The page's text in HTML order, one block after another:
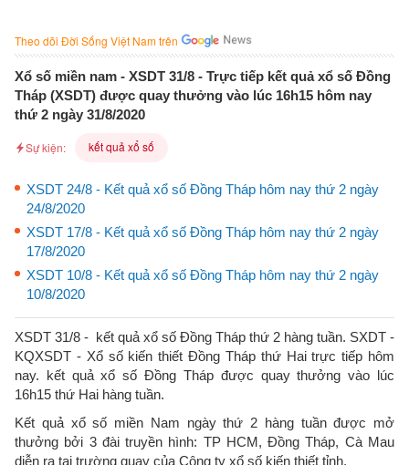
Theo dõi Đời Sống Việt Nam trên
Xổ số miền nam - XSDT 31/8 - Trực tiếp kết quả xổ số Đồng
Tháp (XSDT) được quay thưởng vào lúc 16h15 hôm nay
thứ 2 ngày 31/8/2020
Sự kiện: kết quả xổ số
XSDT 24/8 - Kết quả xổ số Đồng Tháp hôm nay thứ 2 ngày
24/8/2020
XSDT 17/8 - Kết quả xổ số Đồng Tháp hôm nay thứ 2 ngày
17/8/2020
XSDT 10/8 - Kết quả xổ số Đồng Tháp hôm nay thứ 2 ngày
10/8/2020
XSDT 31/8 - kết quả xổ số Đồng Tháp thứ 2 hàng tuần. SXDT -
KQXSDT - Xổ số kiến thiết Đồng Tháp thứ Hai trực tiếp hôm
nay. kết quả xổ số Đồng Tháp được quay thưởng vào lúc
16h15 thứ Hai hàng tuần.
Kết quả xổ số miền Nam ngày thứ 2 hàng tuần được mở
thưởng bởi 3 đài truyền hình: TP HCM, Đồng Tháp, Cà Mau
diễn ra tại trường quay của Công ty xổ số kiến thiết tỉnh.